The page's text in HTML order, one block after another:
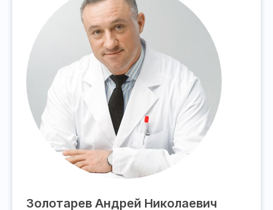
Золотарев Андрей Николаевич